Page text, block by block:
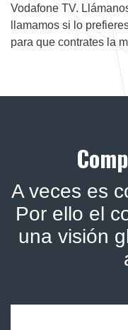
Vodafone TV.
llamamos si lo
para que contrates la
A veces es
Por ello el
una visión